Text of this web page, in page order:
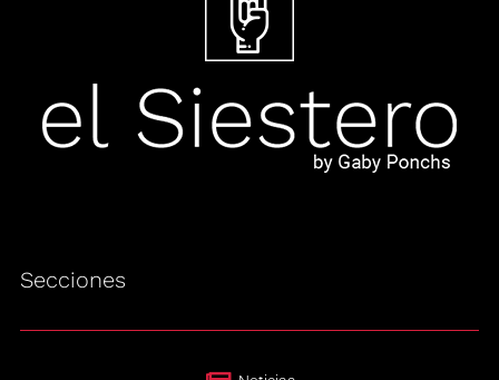
Secciones